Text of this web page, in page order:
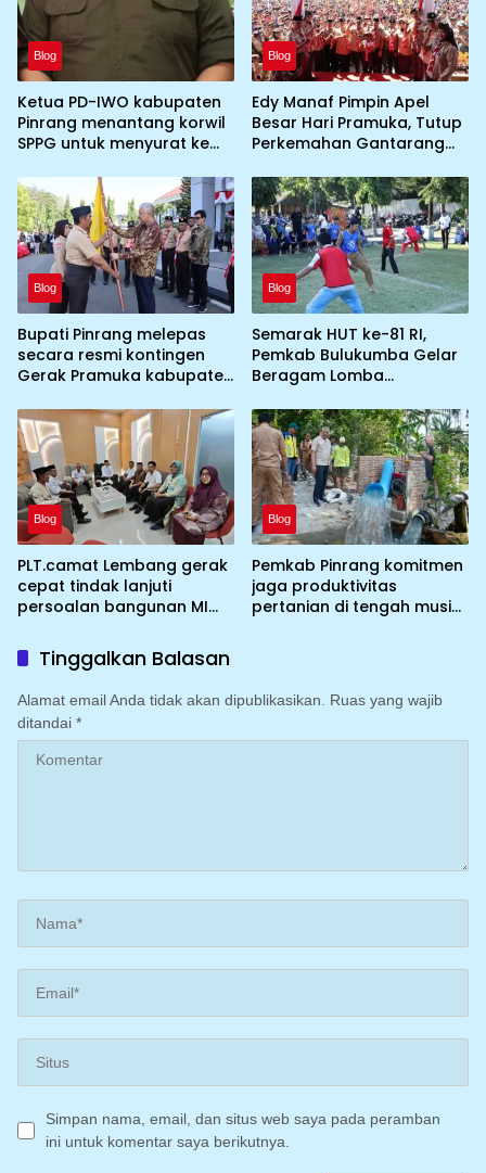
Blog
Ketua PD-IWO kabupaten
Pinrang menantang korwil
SPPG untuk menyurat ke
yang tidak memenuhi
syarat standar dan
persyaratan teknis
Blog
Edy Manaf Pimpin Apel
Besar Hari Pramuka, Tutup
Perkemahan Gantarang
Jamnas XII 2026
Blog
Bupati Pinrang melepas
secara resmi kontingen
Gerak Pramuka kabupaten
Nasional ke XII kebumi
perkemahan Cibubur
Blog
Semarak HUT ke-81 RI,
Pemkab Bulukumba Gelar
Beragam Lomba
Olahraga
Blog
PLT.camat Lembang gerak
cepat tindak lanjuti
persoalan bangunan MI
Blog
Pemkab Pinrang komitmen
jaga produktivitas
pertanian di tengah musim
(Irpom)
Tinggalkan Balasan
Alamat email Anda tidak akan dipublikasikan. Ruas yang wajib
ditandai *
Simpan nama, email, dan situs web saya pada peramban
ini untuk komentar saya berikutnya.